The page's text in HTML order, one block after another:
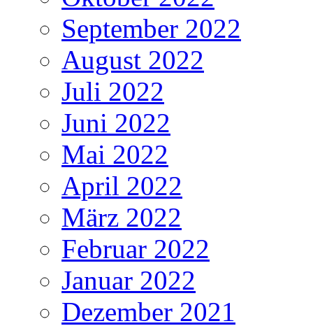
September 2022
August 2022
Juli 2022
Juni 2022
Mai 2022
April 2022
März 2022
Februar 2022
Januar 2022
Dezember 2021